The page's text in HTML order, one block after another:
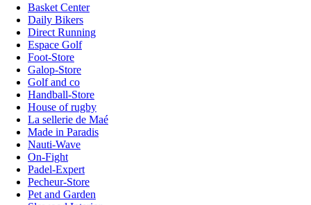
Basket Center
Daily Bikers
Direct Running
Espace Golf
Foot-Store
Galop-Store
Golf and co
Handball-Store
House of rugby
La sellerie de Maé
Made in Paradis
Nauti-Wave
On-Fight
Padel-Expert
Pecheur-Store
Pet and Garden